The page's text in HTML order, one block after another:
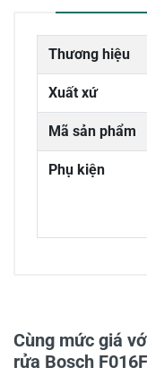
Thương hiệu
Xuất xứ
Mã sản phẩm
Phụ kiện
Cùng mức giá
rửa Bosch